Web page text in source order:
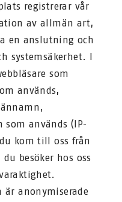
registrerar vår
av allmän art,
en anslutning och
systemsäkerhet. I
som
används,
används (IP-
kom till oss från
besöker hos oss
är anonymiserade